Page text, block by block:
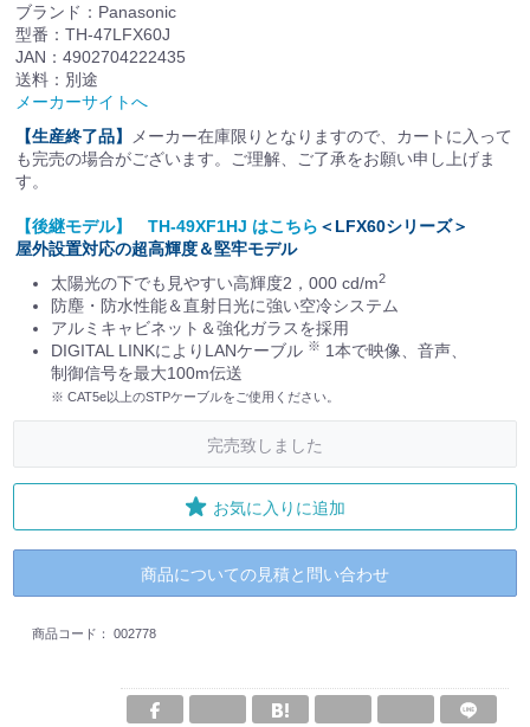
ブランド：Panasonic
型番：TH-47LFX60J
JAN：4902704222435
送料：別途
メーカーサイトへ
【生産終了品】
メーカー在庫限りとなりますので、カートに入って
も完売の場合がございます。ご理解、ご了承をお願い申し上げま
す。
【後継モデル】 TH-49XF1HJ はこちら ＜LFX60シリーズ＞
屋外設置対応の超高輝度＆堅牢モデル
太陽光の下でも見やすい高輝度2，000 cd/m2
防塵・防水性能＆直射日光に強い空冷システム
アルミキャビネット＆強化ガラスを採用
DIGITAL LINKによりLANケーブル ※ 1本で映像、音声、
制御信号を最大100m伝送
※ CAT5e以上のSTPケーブルをご使用ください。
完売致しました
お気に入りに追加
商品についての見積と問い合わせ
商品コード： 002778